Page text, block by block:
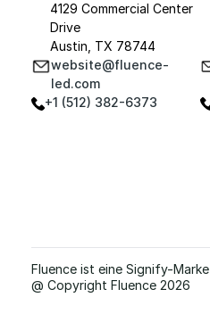
4129 Commercial Center
Drive
Austin, TX 78744
website@fluence-
led.com
+1 (512) 382-6373
Fluence ist eine Signify-Marke
@ Copyright Fluence 2026